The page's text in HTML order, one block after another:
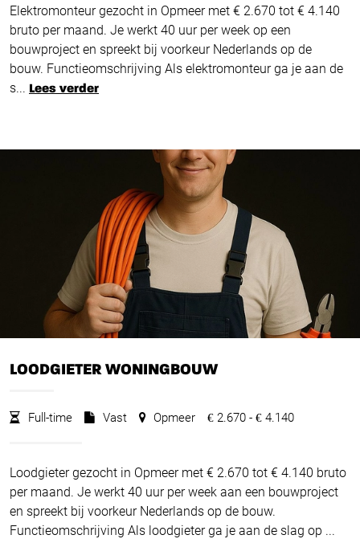
Elektromonteur gezocht in Opmeer met € 2.670 tot € 4.140
bruto per maand. Je werkt 40 uur per week op een
bouwproject en spreekt bij voorkeur Nederlands op de
bouw. Functieomschrijving Als elektromonteur ga je aan de
s... Lees verder
LOODGIETER WONINGBOUW
Full-time Vast Opmeer € 2.670 - € 4.140
Loodgieter gezocht in Opmeer met € 2.670 tot € 4.140 bruto
per maand. Je werkt 40 uur per week aan een bouwproject
en spreekt bij voorkeur Nederlands op de bouw.
Functieomschrijving Als loodgieter ga je aan de slag op ...